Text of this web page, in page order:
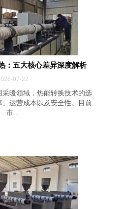
：五大核心差异深度解析
07-22
暖领域，热能转换技术的选
运营成本以及安全性。目前
市...